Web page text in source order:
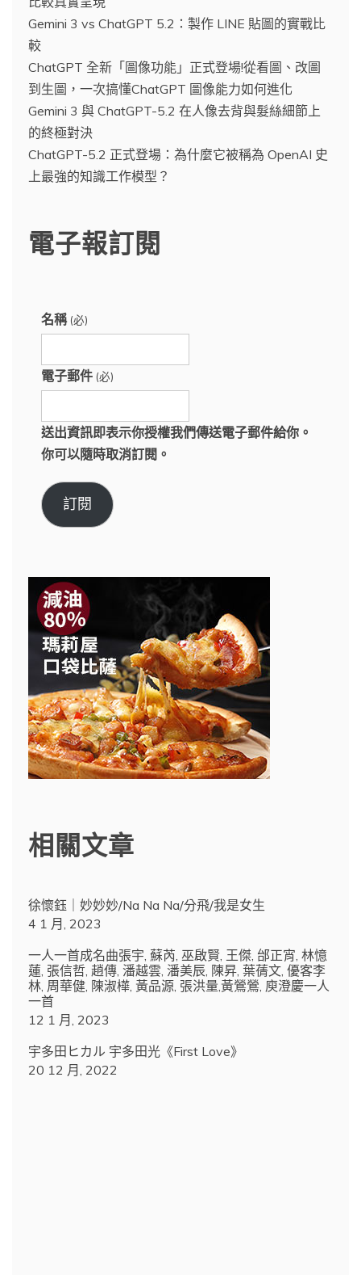
Gemini 3 vs ChatGPT 5.2：製作 LINE 貼圖的實戰比
較
ChatGPT 全新「圖像功能」正式登場!從看圖、改圖
到生圖，一次搞懂ChatGPT 圖像能力如何進化
Gemini 3 與 ChatGPT-5.2 在人像去背與髮絲細節上
的終極對決
ChatGPT-5.2 正式登場：為什麼它被稱為 OpenAI 史
上最強的知識工作模型？
電子報訂閱
名稱 (必)
電子郵件 (必)
送出資訊即表示你授權我們傳送電子郵件給你。
你可以隨時取消訂閱。
訂閱
相關文章
徐懷鈺｜妙妙妙/Na Na Na/分飛/我是女生
4 1 月, 2023
一人一首成名曲張宇, 蘇芮, 巫啟賢, 王傑, 邰正宵, 林憶
蓮, 張信哲, 趙傳, 潘越雲, 潘美辰, 陳昇, 葉蒨文, 優客李
林, 周華健, 陳淑樺, 黃品源, 張洪量,黃鶯鶯, 庾澄慶一人
一首
12 1 月, 2023
宇多田ヒカル 宇多田光《First Love》
20 12 月, 2022